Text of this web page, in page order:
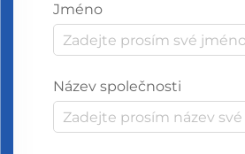
Jméno
Název společnosti